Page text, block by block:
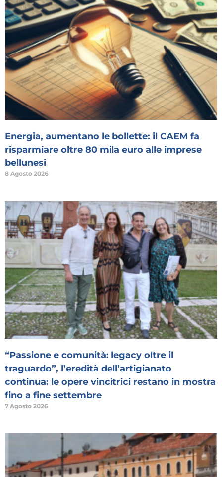
Energia, aumentano le bollette: il CAEM fa
risparmiare oltre 80 mila euro alle imprese
bellunesi
8 Agosto 2026
“Passione e comunità: legacy oltre il
traguardo”, l’eredità dell’artigianato
continua: le opere vincitrici restano in mostra
fino a fine settembre
7 Agosto 2026